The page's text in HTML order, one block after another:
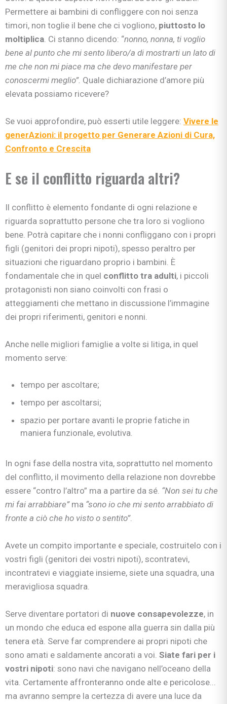
Permettere ai bambini di confliggere con noi senza
timori, non toglie il bene che ci vogliono, piuttosto lo
moltiplica. Ci stanno dicendo: “nonno, nonna, ti voglio
bene al punto che mi sento libero/a di mostrarti un lato di
me che non mi piace ma che devo manifestare per
conoscermi meglio”. Quale dichiarazione d’amore più
elevata possiamo ricevere?
Se vuoi approfondire, può esserti utile leggere: Vivere le
generAzioni: il progetto per Generare Azioni di Cura,
Confronto e Crescita
E se il conflitto riguarda altri?
Il conflitto è elemento fondante di ogni relazione e
riguarda soprattutto persone che tra loro si vogliono
bene. Potrà capitare che i nonni confliggano con i propri
figli (genitori dei propri nipoti), spesso peraltro per
situazioni che riguardano proprio i bambini. È
fondamentale che in quel conflitto tra adulti, i piccoli
protagonisti non siano coinvolti con frasi o
atteggiamenti che mettano in discussione l’immagine
dei propri riferimenti, genitori e nonni.
Anche nelle migliori famiglie a volte si litiga, in quel
momento serve:
tempo per ascoltare;
tempo per ascoltarsi;
spazio per portare avanti le proprie fatiche in
maniera funzionale, evolutiva.
In ogni fase della nostra vita, soprattutto nel momento
del conflitto, il movimento della relazione non dovrebbe
essere “contro l’altro” ma a partire da sé. “Non sei tu che
mi fai arrabbiare” ma “sono io che mi sento arrabbiato di
fronte a ciò che ho visto o sentito”.
Avete un compito importante e speciale, costruitelo con i
vostri figli (genitori dei vostri nipoti), scontratevi,
incontratevi e viaggiate insieme, siete una squadra, una
meravigliosa squadra.
Serve diventare portatori di nuove consapevolezze, in
un mondo che educa ed espone alla guerra sin dalla più
tenera età. Serve far comprendere ai propri nipoti che
sono amati e saldamente ancorati a voi. Siate fari per i
vostri nipoti: sono navi che navigano nell’oceano della
vita. Certamente affronteranno onde alte e pericolose...
ma avranno sempre la certezza di avere una luce da